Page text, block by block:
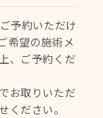
予約いただけ
希望の施術メ
、ご予約くだ
お取りいただ
ください。